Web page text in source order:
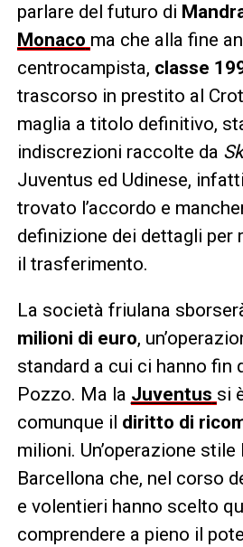
parlare del futuro di
Monaco ma che alla fine
centrocampista, classe
trascorso in prestito al
maglia a titolo definitivo,
indiscrezioni raccolte da
Juventus ed Udinese,
trovato l’accordo e
definizione dei dettagli per
il trasferimento.
La società friulana
milioni di euro,
standard a cui ci hanno fin
Pozzo. Ma la Juventus si
comunque il diritto di
milioni. Un’operazione
Barcellona che, nel corso
e volentieri hanno scelto
comprendere a pieno il